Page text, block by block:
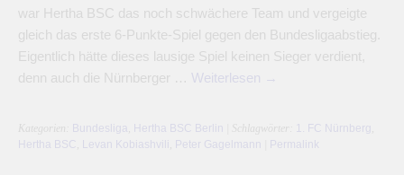
war Hertha BSC das noch schwächere Team und vergeigte
gleich das erste 6-Punkte-Spiel gegen den Bundesligaabstieg.
Eigentlich hätte dieses lausige Spiel keinen Sieger verdient,
denn auch die Nürnberger … Weiterlesen →
Kategorien: Bundesliga Hertha BSC Berlin | Schlagwörter: 1. FC Nürnberg
Hertha BSC
Levan Kobiashvili Peter Gagelmann Permalink